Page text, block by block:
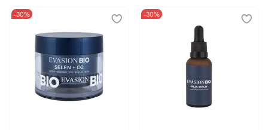
-30% -30%